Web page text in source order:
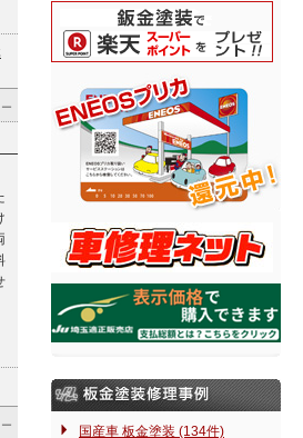
国産車 板金塗装 (134件)